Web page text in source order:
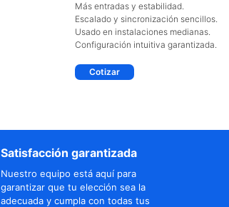
Más entradas y estabilidad.
Escalado y sincronización sencillos.
Usado en instalaciones medianas.
Configuración intuitiva garantizada.
Cotizar
Satisfacción garantizada
Nuestro equipo está aquí para
garantizar que tu elección sea la
adecuada y cumpla con todas tus